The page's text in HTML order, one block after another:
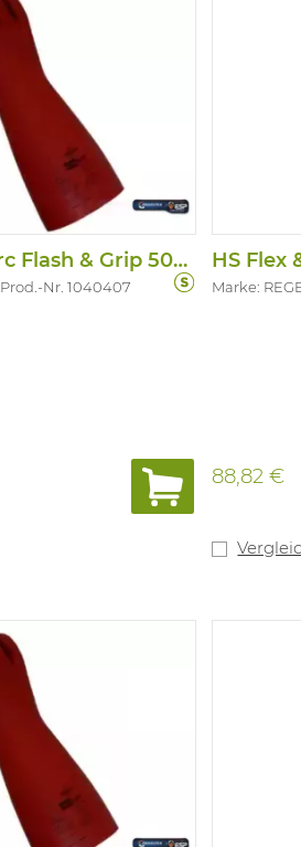
Handschuh Arc Flash & Grip 500V- KLASS00
Prod.-Nr. 1040407 Marke:
88,82 €